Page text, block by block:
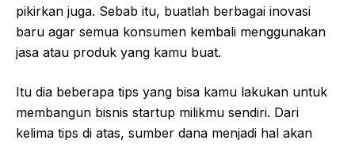
pikirkan juga. Sebab itu, buatlah berbagai inovasi
baru agar semua konsumen kembali menggunakan
jasa atau produk yang kamu buat.
Itu dia beberapa tips yang bisa kamu lakukan untuk
membangun bisnis startup milikmu sendiri. Dari
kelima tips di atas, sumber dana menjadi hal akan